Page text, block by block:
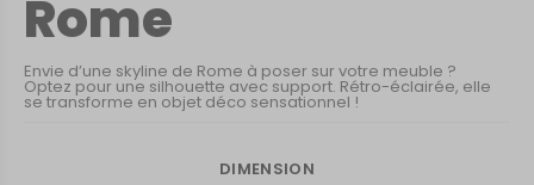
Rome
Envie d’une skyline de Rome à poser sur votre meuble ?
Optez pour une silhouette avec support. Rétro-éclairée, elle
se transforme en objet déco sensationnel !
DIMENSION